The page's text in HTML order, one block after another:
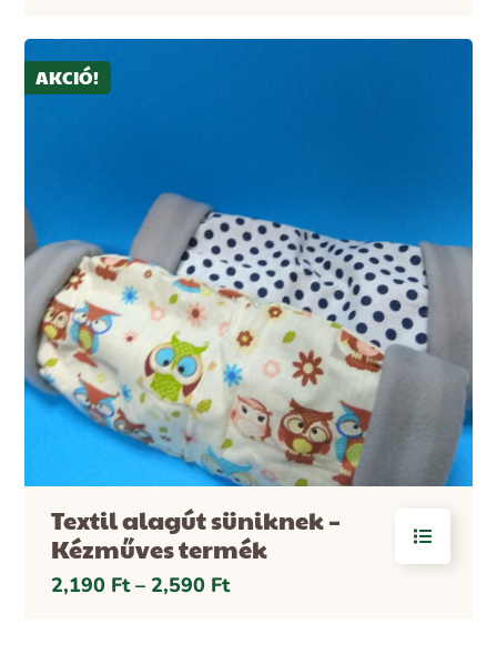
AKCIÓ!
Textil alagút süniknek –
Kézműves termék
2,190 Ft – 2,590 Ft